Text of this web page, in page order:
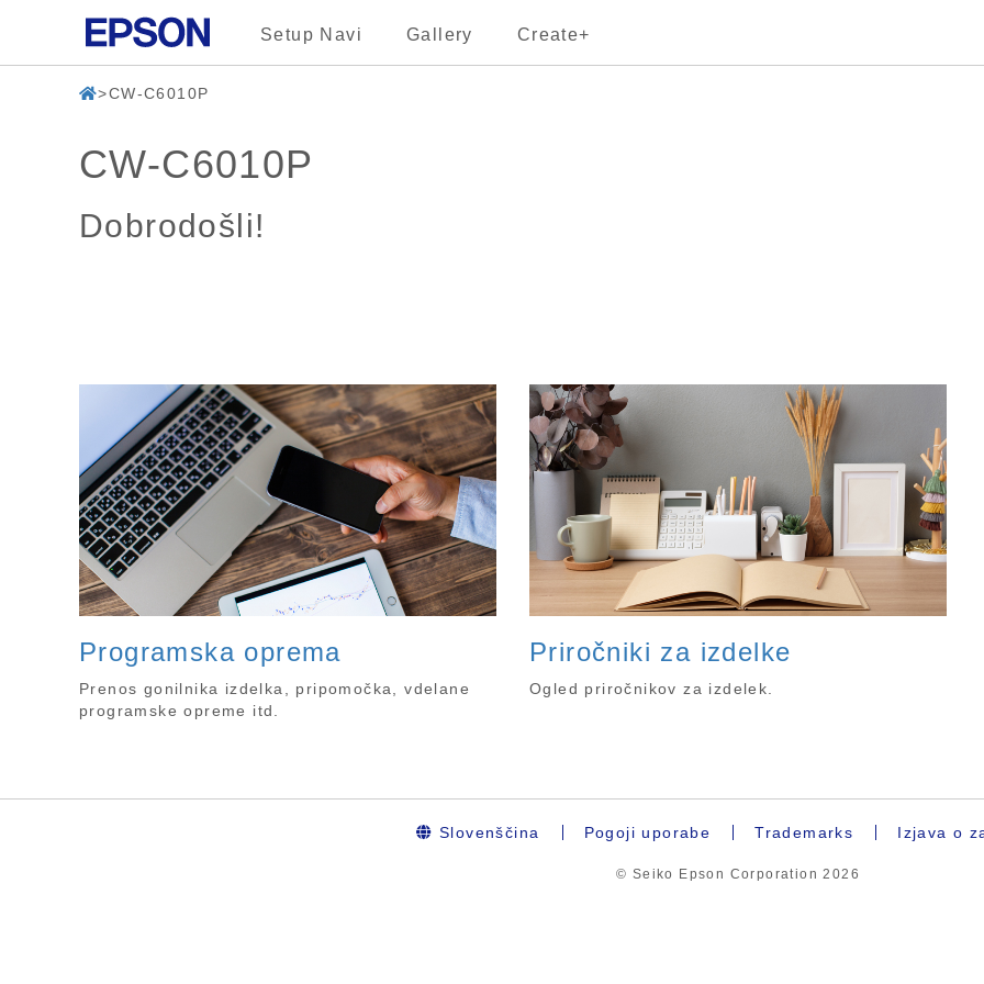
Setup Navi Gallery Create+
CW-C6010P
CW-C6010P
Dobrodošli!
Programska oprema
Prenos gonilnika izdelka, pripomočka, vdelane
programske opreme itd.
Priročniki za izdelke
Ogled priročnikov za izdelek.
Slovenščina Pogoji uporabe Trademarks Izjava o
© Seiko Epson Corporation2026